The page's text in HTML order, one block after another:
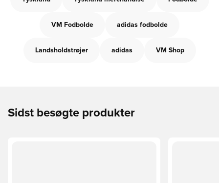
VM Fodbolde adidas fodbolde
Landsholdstrøjer adidas VM Shop
Sidst besøgte produkter